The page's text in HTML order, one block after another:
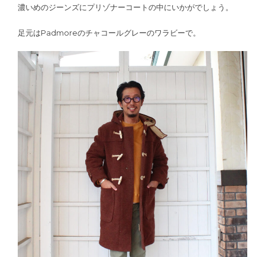
濃いめのジーンズにプリゾナーコートの中にいかがでしょう。
足元はPadmoreのチャコールグレーのワラビーで。